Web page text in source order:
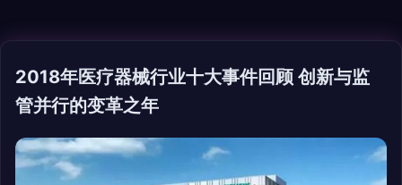
2018年医疗器械行业十大事件回顾 创新与监
管并行的变革之年